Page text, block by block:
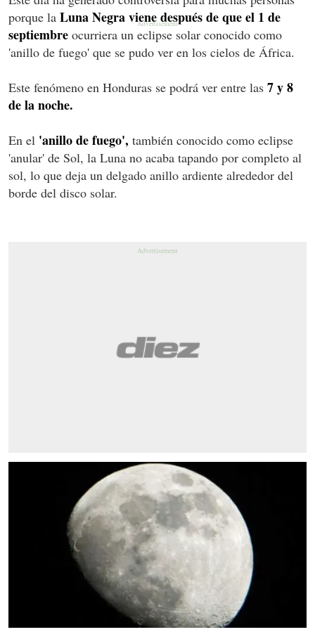
porque la Luna Negra viene después de que el 1 de
septiembre ocurriera un eclipse solar conocido como
'anillo de fuego' que se pudo ver en los cielos de África.
Este fenómeno en Honduras se podrá ver entre las 7 y 8
de la noche.
En el 'anillo de fuego', también conocido como eclipse
'anular' de Sol, la Luna no acaba tapando por completo al
sol, lo que deja un delgado anillo ardiente alrededor del
borde del disco solar.